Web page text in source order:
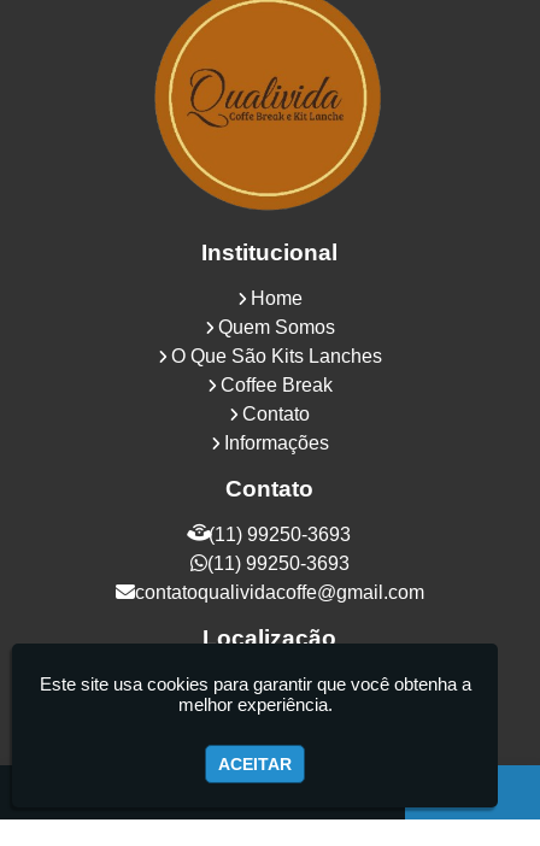
Institucional
Home
Quem Somos
O Que São Kits Lanches
Coffee Break
Contato
Informações
Contato
(11) 99250-3693
(11) 99250-3693
contatoqualividacoffe@gmail.com
Localização
Rua Samurais, 27 - Vila Maria Alta - São
Paulo / SP - CEP: 02130-080
Este site usa cookies para garantir que você obtenha a
melhor experiência.
ACEITAR